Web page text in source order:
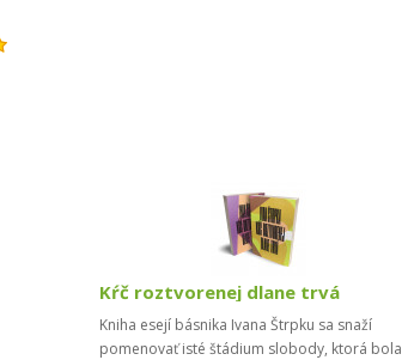
Kŕč roztvorenej dlane trvá
Kniha esejí básnika Ivana Štrpku sa snaží
pomenovať isté štádium slobody, ktorá bola